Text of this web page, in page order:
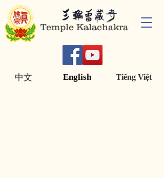
Temple Kalachakra
English Tiếng Việt
中文